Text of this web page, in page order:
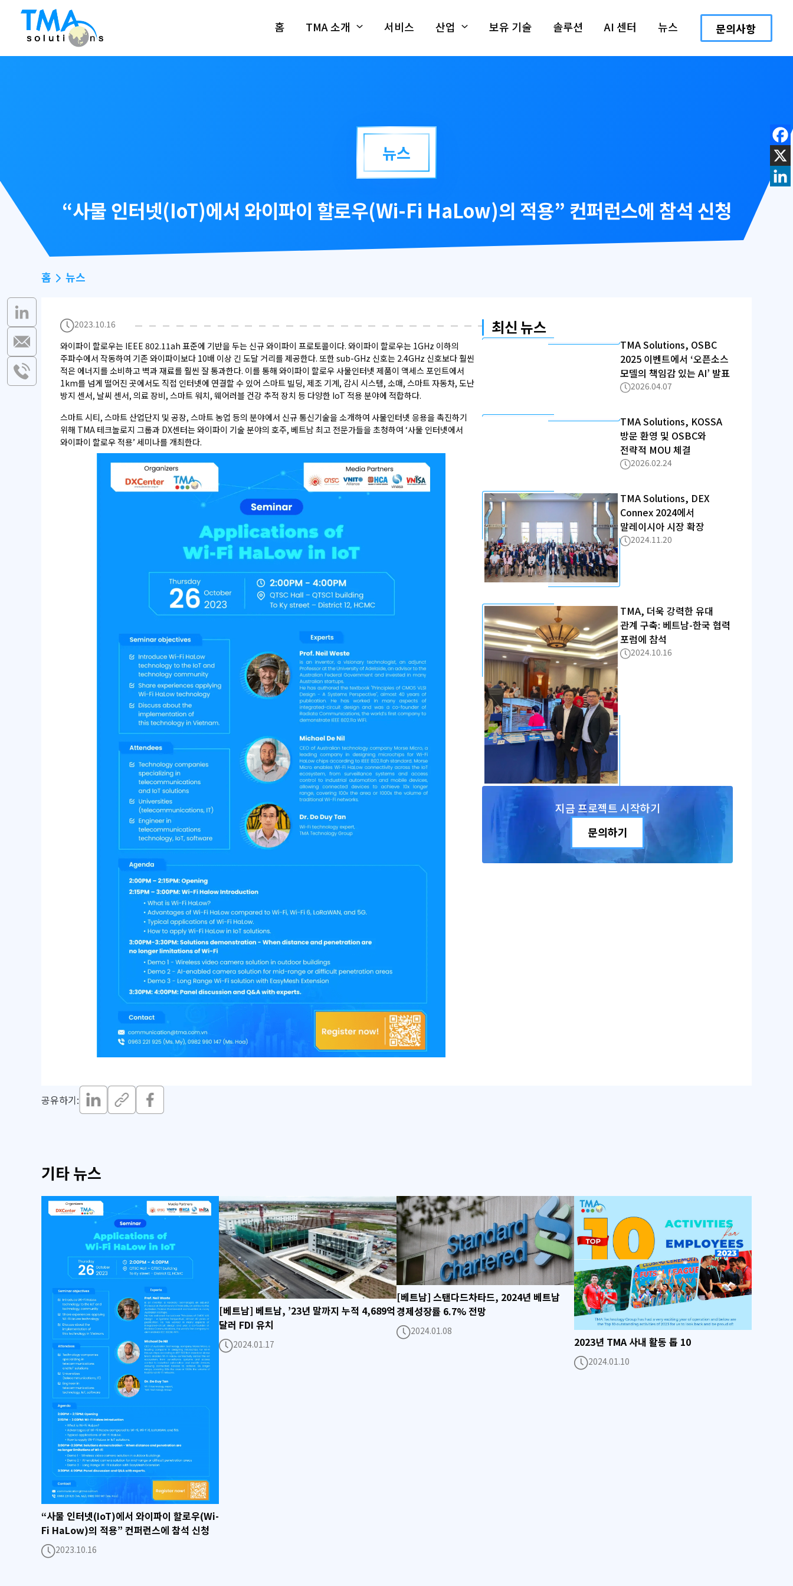
홈 TMA 소개 서비스 산업 보유 기술 솔루션 AI 센터 뉴스 문의사항
뉴스
title
“사물 인터넷(IoT)에서 와이파이 할로우(Wi-Fi HaLow)의 적용” 컨퍼런스에 참석 신청
홈 뉴스
2023.10.16
와이파이 할로우는 IEEE 802.11ah 표준에 기반을 두는 신규 와이파이 프로토콜이다. 와이파이 할로우는 1GHz 이하의
주파수에서 작동하여 기존 와이파이보다 10배 이상 긴 도달 거리를 제공한다. 또한 sub-GHz 신호는 2.4GHz 신호보다 훨씬
적은 에너지를 소비하고 벽과 재료를 훨씬 잘 통과한다. 이를 통해 와이파이 할로우 사물인터넷 제품이 액세스 포인트에서
1km를 넘게 떨어진 곳에서도 직접 인터넷에 연결할 수 있어 스마트 빌딩, 제조 기계, 감시 시스템, 소매, 스마트 자동차, 도난
방지 센서, 날씨 센서, 의료 장비, 스마트 워치, 웨어러블 건강 추적 장치 등 다양한 IoT 적용 분야에 적합하다.
스마트 시티, 스마트 산업단지 및 공장, 스마트 농업 등의 분야에서 신규 통신기술을 소개하여 사물인터넷 응용을 촉진하기
위해 TMA 테크놀로지 그룹과 DX센터는 와이파이 기술 분야의 호주, 베트남 최고 전문가들을 초청하여 ‘사물 인터넷에서
와이파이 할로우 적용’ 세미나를 개최한다.
최신 뉴스
TMA Solutions, OSBC
2025 이벤트에서 ‘오픈소스
모델의 책임감 있는 AI’ 발표
2026.04.07
TMA Solutions, KOSSA
방문 환영 및 OSBC와
전략적 MOU 체결
2026.02.24
TMA Solutions, DEX
Connex 2024에서
말레이시아 시장 확장
2024.11.20
TMA, 더욱 강력한 유대
관계 구축: 베트남-한국 협력
포럼에 참석
2024.10.16
지금 프로젝트 시작하기
문의하기
공유하기:
기타 뉴스
“사물 인터넷(IoT)에서 와이파이 할로우(Wi-
Fi HaLow)의 적용” 컨퍼런스에 참석 신청
2023.10.16
[베트남] 베트남, ’23년 말까지 누적 4,689억
달러 FDI 유치
2024.01.17
[베트남] 스탠다드차타드, 2024년 베트남
경제성장률 6.7% 전망
2024.01.08
2023년 TMA 사내 활동 톱 10
2024.01.10